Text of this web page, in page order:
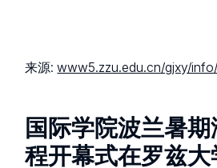
来源:www5.zzu.edu.cn/gjxy/
国际学院波兰暑
程开幕式在罗兹